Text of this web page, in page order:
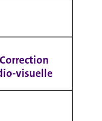
visuelle